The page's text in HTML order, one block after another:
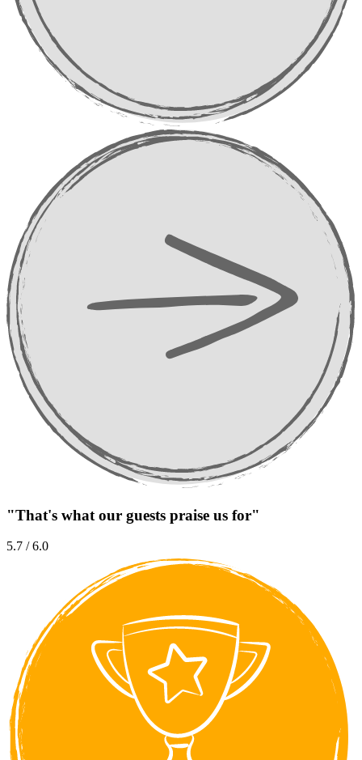
"That's what our guests praise us for"
5.7 / 6.0